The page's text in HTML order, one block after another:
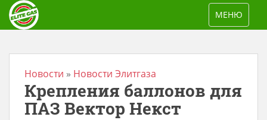
TOGGLE
МЕНЮ
Новости » Новости Элитгаза
Крепления баллонов для
ПАЗ Вектор Некст